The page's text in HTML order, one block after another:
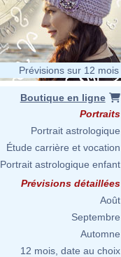
Prévisions sur 12 mois
Boutique en ligne
Portraits
Portrait astrologique
Étude carrière et vocation
Portrait astrologique enfant
Prévisions détaillées
Août
Septembre
Automne
12 mois, date au choix